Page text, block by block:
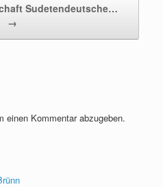
Sudetendeutsche…
→
einen Kommentar abzugeben.